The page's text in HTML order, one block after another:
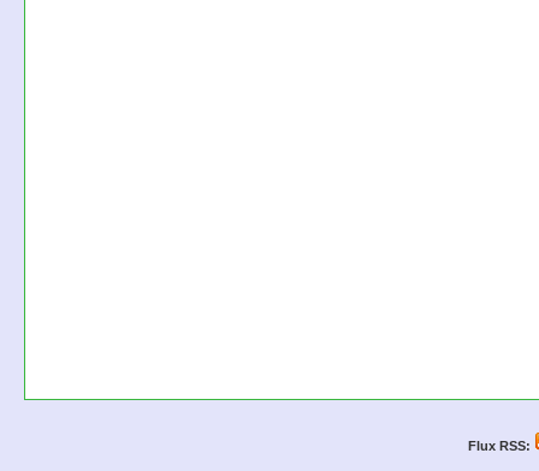
Flux RSS: